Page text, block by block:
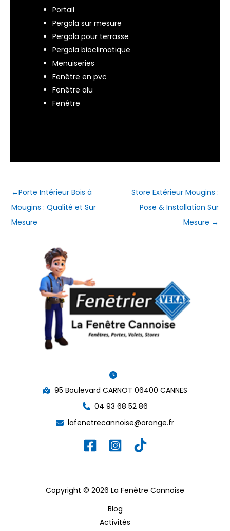
Portail
Pergola sur mesure
Pergola pour terrasse
Pergola bioclimatique
Menuiseries
Fenêtre en pvc
Fenêtre alu
Fenêtre
←Porte Intérieur Bois à
Mougins : Qualité et Sur
Mesure
Store Extérieur Mougins :
Pose & Installation Sur
Mesure →
95 Boulevard CARNOT 06400 CANNES
04 93 68 52 86
lafenetrecannoise@orange.fr
Copyright © 2026 La Fenêtre Cannoise
Blog
Activités